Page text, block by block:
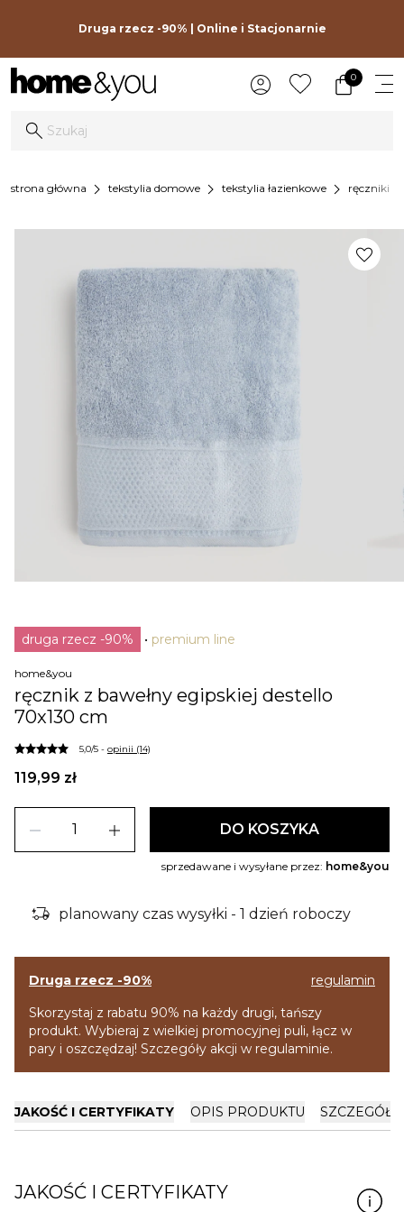
Druga rzecz -90% | Online i Stacjonarnie
0
strona główna chevron_right tekstylia domowe chevron_right tekstylia łazienkowe chevron_right ręczniki
druga rzecz -90% premium line
home&you
ręcznik z bawełny egipskiej destello
70x130 cm
5,0/5 - opinii (14)
119,99 zł
remove add DO KOSZYKA
sprzedawane i wysyłane przez: home&you
delivery_truck_bolt planowany czas wysyłki - 1 dzień roboczy
Druga rzecz -90%
regulamin
Skorzystaj z rabatu 90% na każdy drugi, tańszy
produkt. Wybieraj z wielkiej promocyjnej puli, łącz w
pary i oszczędzaj! Szczegóły akcji w regulaminie.
favorite
JAKOŚĆ I CERTYFIKATY OPIS PRODUKTU
JAKOŚĆ I CERTYFIKATY